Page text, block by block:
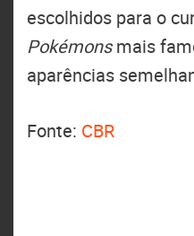
escolhidos para o
Pokémonsmais
aparências
Fonte: CBR